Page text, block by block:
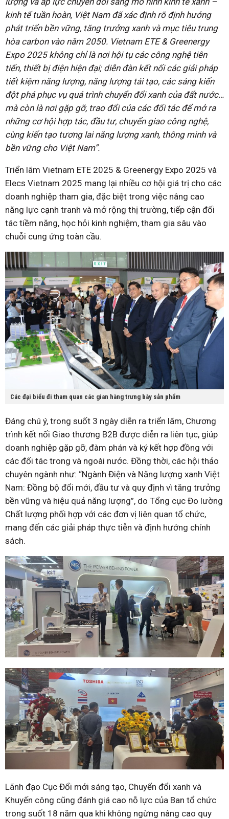
kinh tế tuần hoàn, Việt Nam đã xác định rõ định hướng
phát triển bền vững, tăng trưởng xanh và mục tiêu trung
hòa carbon vào năm 2050. Vietnam ETE & Greenergy
Expo 2025 không chỉ là nơi hội tụ các công nghệ tiên
tiến, thiết bị điện hiện đại; diễn đàn kết nối các giải pháp
tiết kiệm năng lượng, năng lượng tái tạo, các sáng kiến
đột phá phục vụ quá trình chuyển đổi xanh của đất nước…
mà còn là nơi gặp gỡ, trao đổi của các đối tác để mở ra
những cơ hội hợp tác, đầu tư, chuyển giao công nghệ,
cùng kiến tạo tương lai năng lượng xanh, thông minh và
bền vững cho Việt Nam”.
Triển lãm Vietnam ETE 2025 & Greenergy Expo 2025 và
Elecs Vietnam 2025 mang lại nhiều cơ hội giá trị cho các
doanh nghiệp tham gia, đặc biệt trong việc nâng cao
năng lực cạnh tranh và mở rộng thị trường, tiếp cận đối
tác tiềm năng, học hỏi kinh nghiệm, tham gia sâu vào
chuỗi cung ứng toàn cầu.
Các đại biểu đi tham quan các gian hàng trưng bày sản phẩm
Đáng chú ý, trong suốt 3 ngày diễn ra triển lãm, Chương
trình kết nối Giao thương B2B được diễn ra liên tục, giúp
doanh nghiệp gặp gỡ, đàm phán và ký kết hợp đồng với
các đối tác trong và ngoài nước. Đồng thời, các hội thảo
chuyên ngành như: “Ngành Điện và Năng lượng xanh Việt
Nam: Đồng bộ đổi mới, đầu tư và quy định vì tăng trưởng
bền vững và hiệu quả năng lượng”, do Tổng cục Đo lường
Chất lượng phối hợp với các đơn vị liên quan tổ chức,
mang đến các giải pháp thực tiễn và định hướng chính
sách.
Lãnh đạo Cục Đổi mới sáng tạo, Chuyển đổi xanh và
Khuyến công cũng đánh giá cao nỗ lực của Ban tổ chức
trong suốt 18 năm qua khi không ngừng nâng cao quy